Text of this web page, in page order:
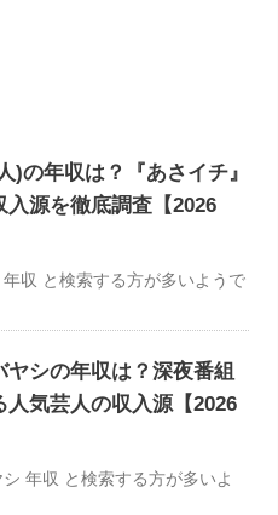
)の年収は？『あさイチ』
入源を徹底調査【2026
収 と検索する方が多いようで
ヤシの年収は？深夜番組
人気芸人の収入源【2026
年収 と検索する方が多いよ